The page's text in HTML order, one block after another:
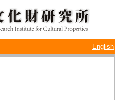
English